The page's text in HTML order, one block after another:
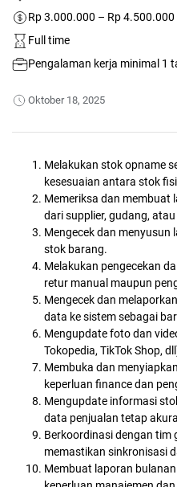
Rp 3.000.000 – Rp
Full time
Pengalaman kerja minimal 1
Oktober 18, 2025
Melakukan stok opname
kesesuaian antara stok
Memeriksa dan membuat
dari supplier, gudang,
Mengecek dan menyusun
stok barang.
Melakukan pengecekan
retur manual maupun
Mengecek dan
data ke sistem sebagai
Mengupdate foto dan
Tokopedia, TikTok Shop,
Membuka dan
keperluan finance dan
Mengupdate informasi
data penjualan tetap
Berkoordinasi dengan tim
memastikan sinkronisasi
Membuat laporan